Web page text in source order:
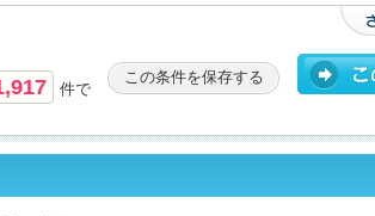
件で
この条件を保存する